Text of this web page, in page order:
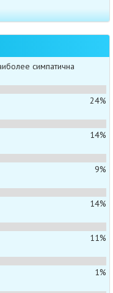
симпатична
24%
14%
9%
14%
11%
1%